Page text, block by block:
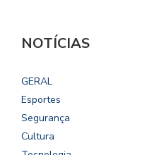
NOTÍCIAS
GERAL
Esportes
Segurança
Cultura